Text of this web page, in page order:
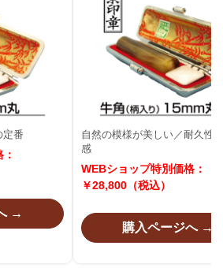
定番
→
自然の模様が美しい／耐久性
感
WEBショップ特別価格：
￥28,800 （税込）
購入ページへ →